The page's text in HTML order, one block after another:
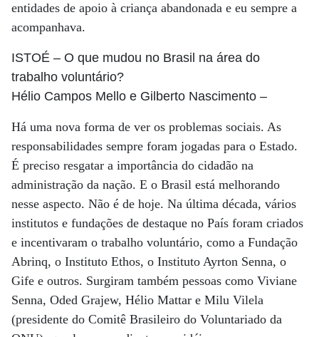
entidades de apoio à criança abandonada e eu sempre a
acompanhava.
ISTOÉ – O que mudou no Brasil na área do
trabalho voluntário?
Hélio Campos Mello e Gilberto Nascimento –
Há uma nova forma de ver os problemas sociais. As
responsabilidades sempre foram jogadas para o Estado.
É preciso resgatar a importância do cidadão na
administração da nação. E o Brasil está melhorando
nesse aspecto. Não é de hoje. Na última década, vários
institutos e fundações de destaque no País foram criados
e incentivaram o trabalho voluntário, como a Fundação
Abrinq, o Instituto Ethos, o Instituto Ayrton Senna, o
Gife e outros. Surgiram também pessoas como Viviane
Senna, Oded Grajew, Hélio Mattar e Milu Vilela
(presidente do Comitê Brasileiro do Voluntariado da